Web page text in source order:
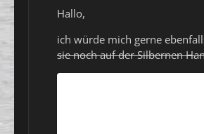
Hallo,
ich würde mich gerne
sie noch auf der Silbernen